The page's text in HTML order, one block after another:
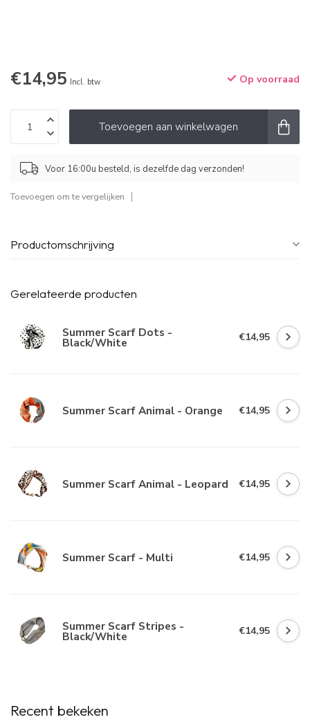
€14,95 Incl. btw Op voorraad
Toevoegen aan winkelwagen
Voor 16:00u besteld, is dezelfde dag verzonden!
Toevoegen om te vergelijken
Productomschrijving
Gerelateerde producten
Summer Scarf Dots -
Black/White €14,95
Summer Scarf Animal - Orange €14,95
Summer Scarf Animal - Leopard €14,95
Summer Scarf - Multi €14,95
Summer Scarf Stripes -
Black/White €14,95
Recent bekeken